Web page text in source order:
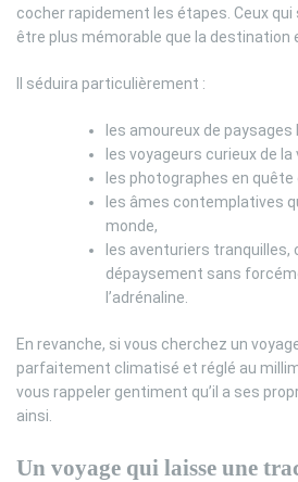
cocher rapidement les étapes. Ceux
être plus mémorable que la destination
Il séduira particulièrement :
les amoureux de
les voyageurs curieux de la
les photographes en
les âmes contemplatives
monde,
les aventuriers tranquilles,
dépaysement sans
l’adrénaline.
En revanche, si vous cherchez un
parfaitement climatisé et réglé au
vous rappeler gentiment qu’il a ses
ainsi.
Un voyage qui laisse une